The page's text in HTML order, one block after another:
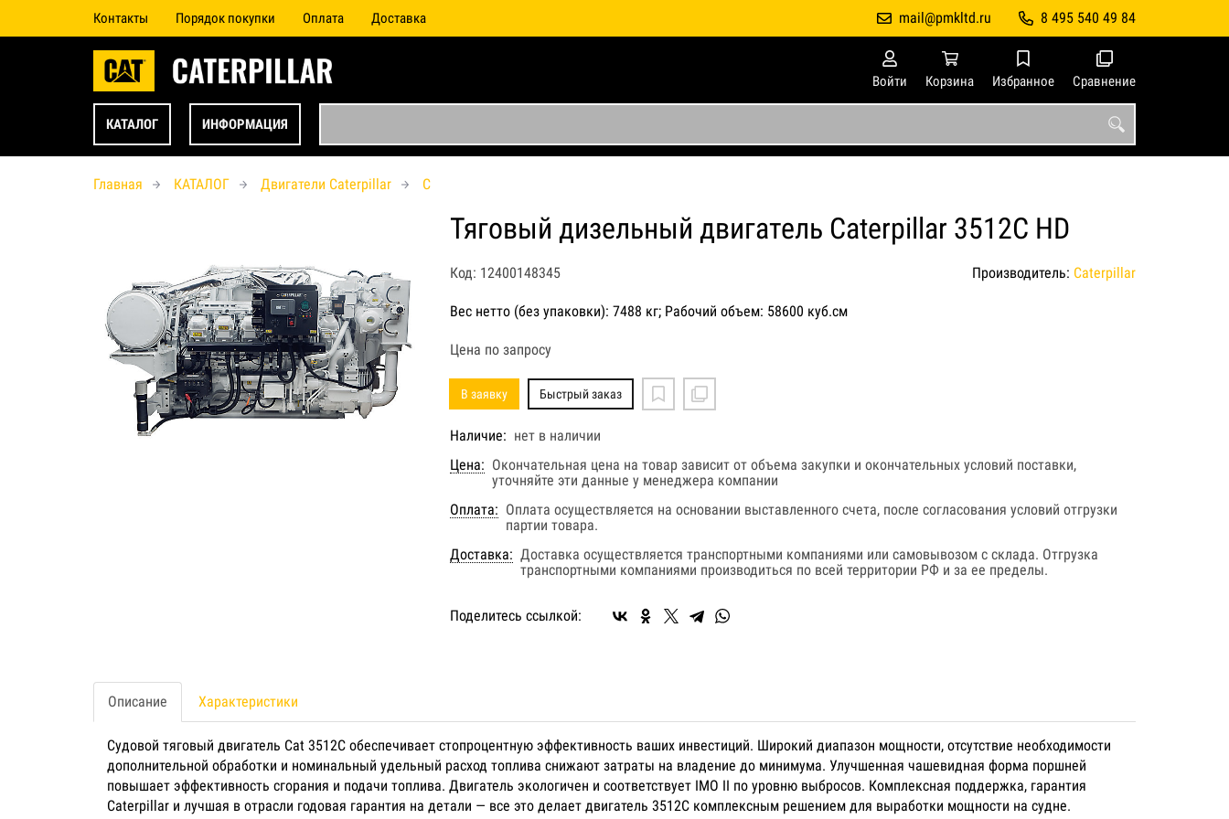
Контакты Порядок покупки Оплата Доставка 8 495 540 49 84
mail@pmkltd.ru
Войти Корзина Избранное Сравнение
КАТАЛОГ ИНФОРМАЦИЯ
Главная КАТАЛОГ Двигатели Caterpillar C
Тяговый дизельный двигатель Caterpillar 3512C HD
Код: 12400148345 Производитель: Caterpillar
Вес нетто (без упаковки): 7488 кг; Рабочий объем: 58600 куб.см
Цена по запросу
В заявку Быстрый заказ
Наличие: нет в наличии
Цена: Окончательная цена на товар зависит от объема закупки и окончательных условий поставки,
уточняйте эти данные у менеджера компании
Оплата: Оплата осуществляется на основании выставленного счета, после согласования условий отгрузки
партии товара.
Доставка: Доставка осуществляется транспортными компаниями или самовывозом с склада. Отгрузка
транспортными компаниями производиться по всей территории РФ и за ее пределы.
Поделитесь ссылкой:
Описание Характеристики
Судовой тяговый двигатель Cat 3512C обеспечивает стопроцентную эффективность ваших инвестиций. Широкий диапазон мощности, отсутствие необходимости
дополнительной обработки и номинальный удельный расход топлива снижают затраты на владение до минимума. Улучшенная чашевидная форма поршней
повышает эффективность сгорания и подачи топлива. Двигатель экологичен и соответствует IMO II по уровню выбросов. Комплексная поддержка, гарантия
Caterpillar и лучшая в отрасли годовая гарантия на детали — все это делает двигатель 3512C комплексным решением для выработки мощности на судне.